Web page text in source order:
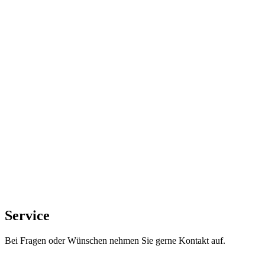
Service
Bei Fragen oder Wünschen nehmen Sie gerne Kontakt auf.